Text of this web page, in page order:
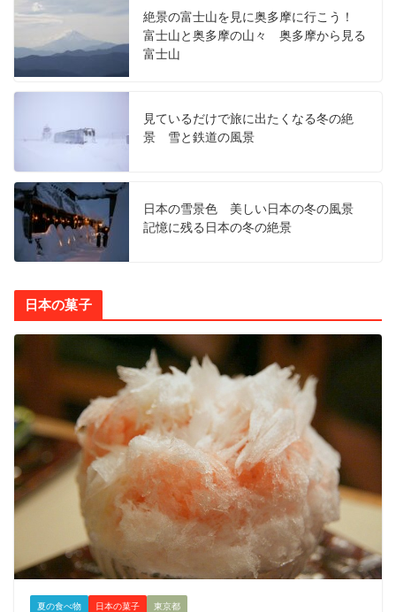
絶景の富士山を見に奥多摩に行こう！
富士山と奥多摩の山々 奥多摩から見る
富士山
見ているだけで旅に出たくなる冬の絶
景 雪と鉄道の風景
日本の雪景色 美しい日本の冬の風景
記憶に残る日本の冬の絶景
日本の菓子
夏の食べ物 日本の菓子 東京都